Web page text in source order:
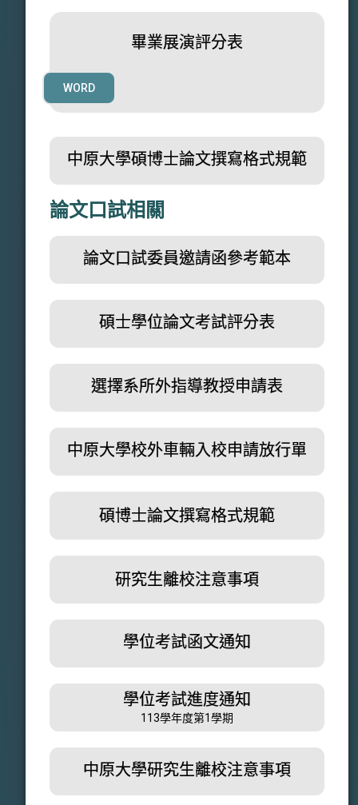
畢業展演評分表
PDF
WORD
中原大學碩博士論文撰寫格式規範
PDF
論文口試相關
論文口試委員邀請函參考範本
WORD
碩士學位論文考試評分表
WORD
選擇系所外指導教授申請表
WORD
中原大學校外車輛入校申請放行單
PDF
碩博士論文撰寫格式規範
PDF
研究生離校注意事項
PDF
學位考試函文通知
PDF
學位考試進度通知
113學年度第1學期
PDF
中原大學研究生離校注意事項
PDF